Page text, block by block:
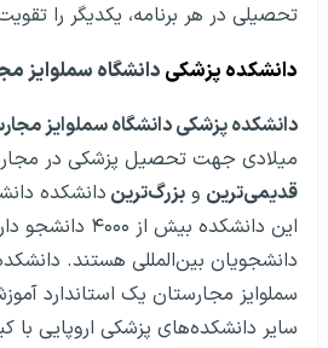
تحصیلی در هر برنامه، یکدیگر را
دانشکده پزشکی دانشگاه سملوایز
دانشکده پزشکی دانشگاه سملوایز
میلادی جهت تحصیل پزشکی در
قدیمی‌ترین و بزرگ‌ترین دانشکده
دانشجویان بین‌المللی هستند.
سملوایز مجارستان یک استاندارد
سایر دانشکده‌های پزشکی اروپایی با